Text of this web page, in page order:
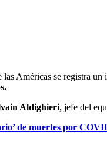
Américas se registra
Aldighieri, jefe del
de muertes por